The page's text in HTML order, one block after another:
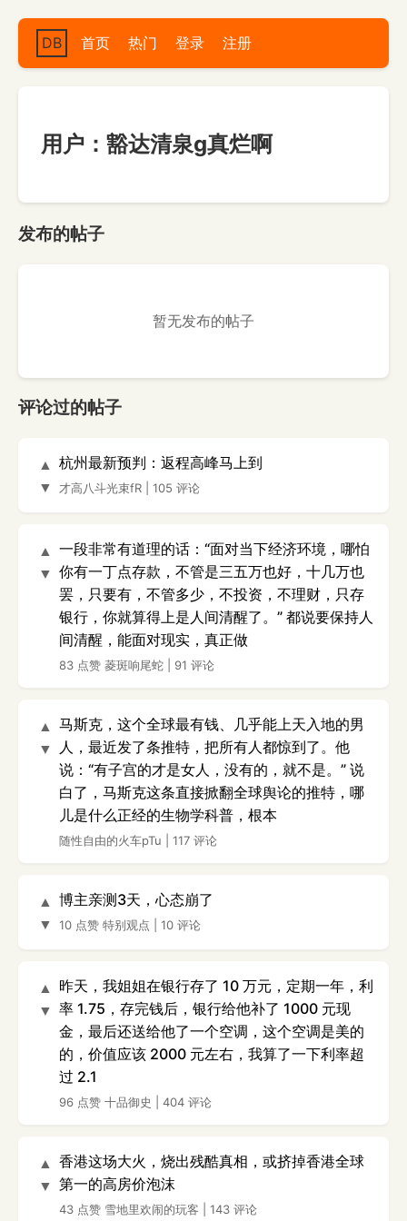
DB 首页 热门 登录 注册
用户：豁达清泉g真烂啊
发布的帖子
暂无发布的帖子
评论过的帖子
▲
▼
杭州最新预判：返程高峰马上到
才高八斗光束fR 105 评论
▲
▼
一段非常有道理的话：“面对当下经济环境，哪怕
你有一丁点存款，不管是三五万也好，十几万也
罢，只要有，不管多少，不投资，不理财，只存
银行，你就算得上是人间清醒了。” 都说要保持人
间清醒，能面对现实，真正做
83 点赞 菱斑响尾蛇 91 评论
▲
▼
马斯克，这个全球最有钱、几乎能上天入地的男
人，最近发了条推特，把所有人都惊到了。他
说：“有子宫的才是女人，没有的，就不是。” 说
白了，马斯克这条直接掀翻全球舆论的推特，哪
儿是什么正经的生物学科普，根本
随性自由的火车pTu 117 评论
▲
▼
博主亲测3天，心态崩了
10 点赞 特别观点 10 评论
▲
▼
昨天，我姐姐在银行存了 10 万元，定期一年，利
率 1.75，存完钱后，银行给他补了 1000 元现
金，最后还送给他了一个空调，这个空调是美的
的，价值应该 2000 元左右，我算了一下利率超
过 2.1
96 点赞 十品御史 404 评论
▲
▼
香港这场大火，烧出残酷真相，或挤掉香港全球
第一的高房价泡沫
43 点赞 雪地里欢闹的玩客 143 评论